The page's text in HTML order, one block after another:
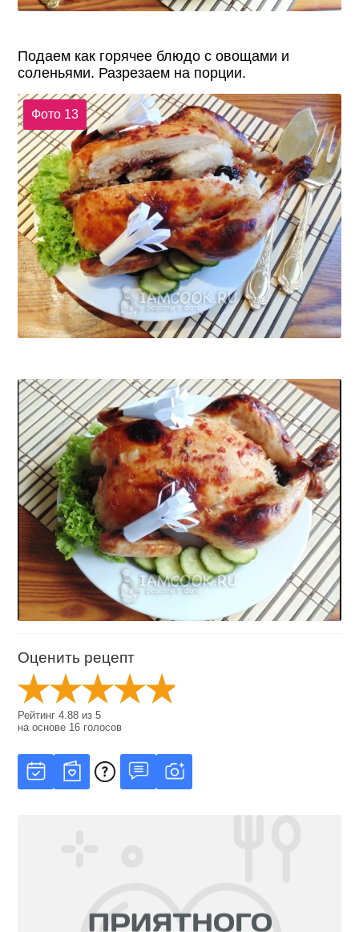
Подаем как горячее блюдо с овощами и
соленьями. Разрезаем на порции.
Фото 13
Оценить рецепт
Рейтинг4.88 из5
на основе 16 голосов